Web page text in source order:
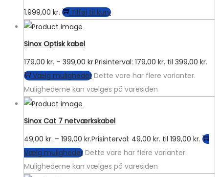
1.999,00 kr. Tilføj til kurv
Sinox Optisk kabel
179,00 kr. – 399,00 kr.Prisinterval: 179,00 kr. til 399,00 kr.
Vælg muligheder Dette vare har flere varianter.
Mulighederne kan vælges på varesiden
Sinox Cat 7 netværkskabel
49,00 kr. – 199,00 kr.Prisinterval: 49,00 kr. til 199,00 kr.
Vælg muligheder Dette vare har flere varianter.
Mulighederne kan vælges på varesiden